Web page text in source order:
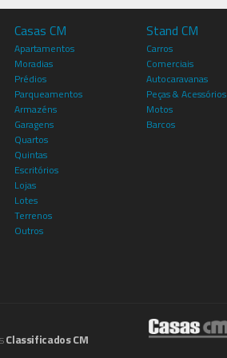
Casas CM
Apartamentos
Moradias
Prédios
Parqueamentos
Armazéns
Garagens
Quartos
Quintas
Escritórios
Lojas
Lotes
Terrenos
Outros
Stand CM
Carros
Comerciais
Autocaravanas
Peças & Acessórios
Motos
Barcos
Classificados CM